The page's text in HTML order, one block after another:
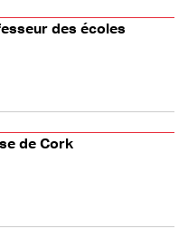
des écoles
de Cork